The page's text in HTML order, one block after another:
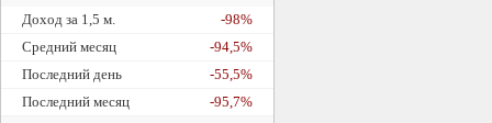
Доход за 1,5 м.
-98%
Средний месяц
-94,5%
Последний день
-55,5%
Последний месяц
-95,7%